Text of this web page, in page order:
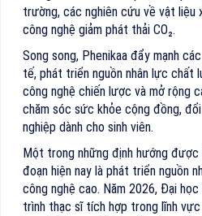
trường, các nghiên cứu về vật liệu
công nghệ giảm phát thải CO₂.
Song song, Phenikaa đẩy mạnh
tế, phát triển nguồn nhân lực chất
công nghệ chiến lược và mở rộng
chăm sóc sức khỏe cộng đồng,
nghiệp dành cho sinh viên.
Một trong những định hướng
đoạn hiện nay là phát triển nguồn
công nghệ cao. Năm 2026, Đại
trình thạc sĩ tích hợp trong lĩnh